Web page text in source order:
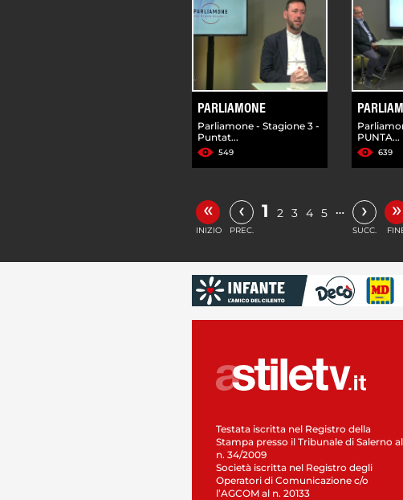
PARLIAMONE
Parliamone - Stagione 3 -
Puntat...
549
PUNTA...
639
«
INIZIO
‹
PREC.
1 2 3 4 5 … ›
SUCC.
»
Testata iscritta nel Registro della
Stampa presso il Tribunale di Salerno al
n. 34/2009
Società iscritta nel Registro degli
Operatori di Comunicazione c/o
l’AGCOM al n. 20133